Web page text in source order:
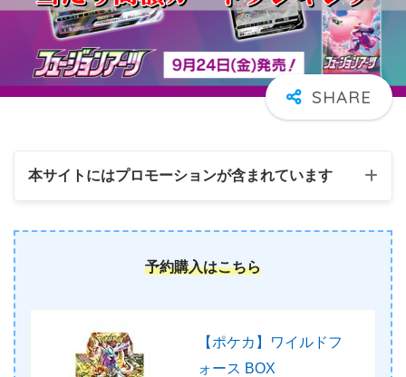
本サイトにはプロモーションが含まれています
予約購入はこちら
【ポケカ】ワイルドフ
ォース BOX